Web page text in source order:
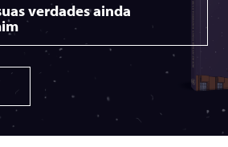
verdades ainda